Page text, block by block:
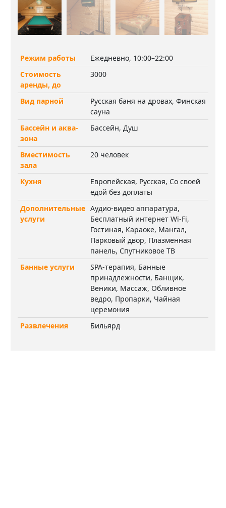
Режим работы
Ежедневно, 10:00–22:00
Стоимость
аренды, до
3000
Вид парной
Русская баня на дровах, Финская
сауна
Бассейн и аква-
зона
Бассейн, Душ
Вместимость
зала
20 человек
Кухня
Европейская, Русская, Со своей
едой без доплаты
Дополнительные
услуги
Аудио-видео аппаратура,
Бесплатный интернет Wi-Fi,
Гостиная, Караоке, Мангал,
Парковый двор, Плазменная
панель, Спутниковое ТВ
Банные услуги
SPA-терапия, Банные
принадлежности, Банщик,
Веники, Массаж, Обливное
ведро, Пропарки, Чайная
церемония
Развлечения
Бильярд